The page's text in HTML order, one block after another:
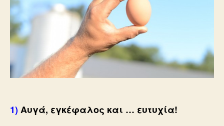
1)Αυγά, εγκέφαλος και … ευτυχία!